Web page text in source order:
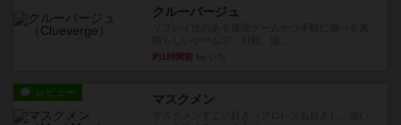
クルーバージュ
約1時間前
レビュー マスクメン